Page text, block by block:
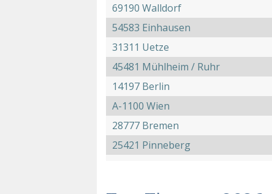
69190 Walldorf
54583 Einhausen
31311 Uetze
45481 Mühlheim / Ruhr
14197 Berlin
A-1100 Wien
28777 Bremen
25421 Pinneberg